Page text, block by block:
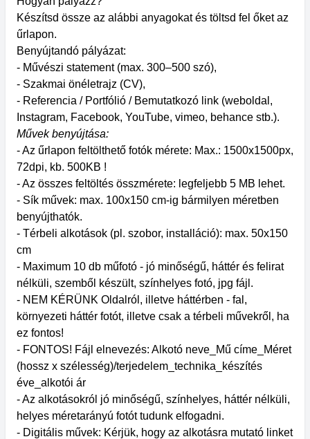
Készítsd össze az alábbi anyagokat és töltsd fel őket az
űrlapon.
Benyújtandó pályázat:
- Művészi statement (max. 300–500 szó),
- Szakmai önéletrajz (CV),
- Referencia / Portfólió / Bemutatkozó link (weboldal,
Instagram, Facebook, YouTube, vimeo, behance stb.).
Művek benyújtása:
- Az űrlapon feltölthető fotók mérete: Max.: 1500x1500px,
72dpi, kb. 500KB !
- Az összes feltöltés összmérete: legfeljebb 5 MB lehet.
- Sík művek: max. 100x150 cm-ig bármilyen méretben
benyújthatók.
- Térbeli alkotások (pl. szobor, installáció): max. 50x150
cm
- Maximum 10 db műfotó - jó minőségű, háttér és felirat
nélküli, szemből készült, színhelyes fotó, jpg fájl.
- NEM KÉRÜNK Oldalról, illetve háttérben - fal,
környezeti háttér fotót, illetve csak a térbeli művekről, ha
ez fontos!
- FONTOS! Fájl elnevezés: Alkotó neve_Mű címe_Méret
(hossz x szélesség)/terjedelem_technika_készítés
éve_alkotói ár
- Az alkotásokról jó minőségű, színhelyes, háttér nélküli,
helyes méretarányú fotót tudunk elfogadni.
- Digitális művek: Kérjük, hogy az alkotásra mutató linket